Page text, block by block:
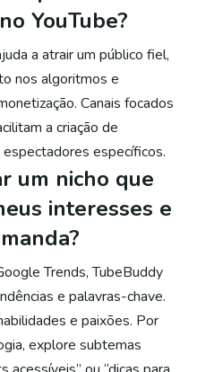
YouTube?
a atrair um público fiel,
nos algoritmos e
Canais focados
a criação de
específicos.
um nicho que
interesses e
Trends, TubeBuddy
e palavras-chave.
e paixões. Por
explore subtemas